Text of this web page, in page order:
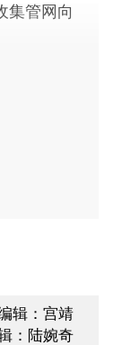
集管网向
辑：宫靖
：陆婉奇